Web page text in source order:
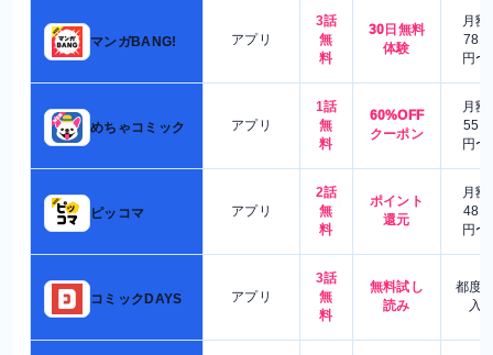
マンガBANG! アプリ
3話
無
料
30日無料
体験
月額
780
円〜
めちゃコミック アプリ
1話
無
料
60%OFF
クーポン
月額
550
円〜
ピッコマ アプリ
2話
無
料
ポイント
還元
月額
480
円〜
コミックDAYS アプリ
3話
無
料
無料試し
読み
都度
入